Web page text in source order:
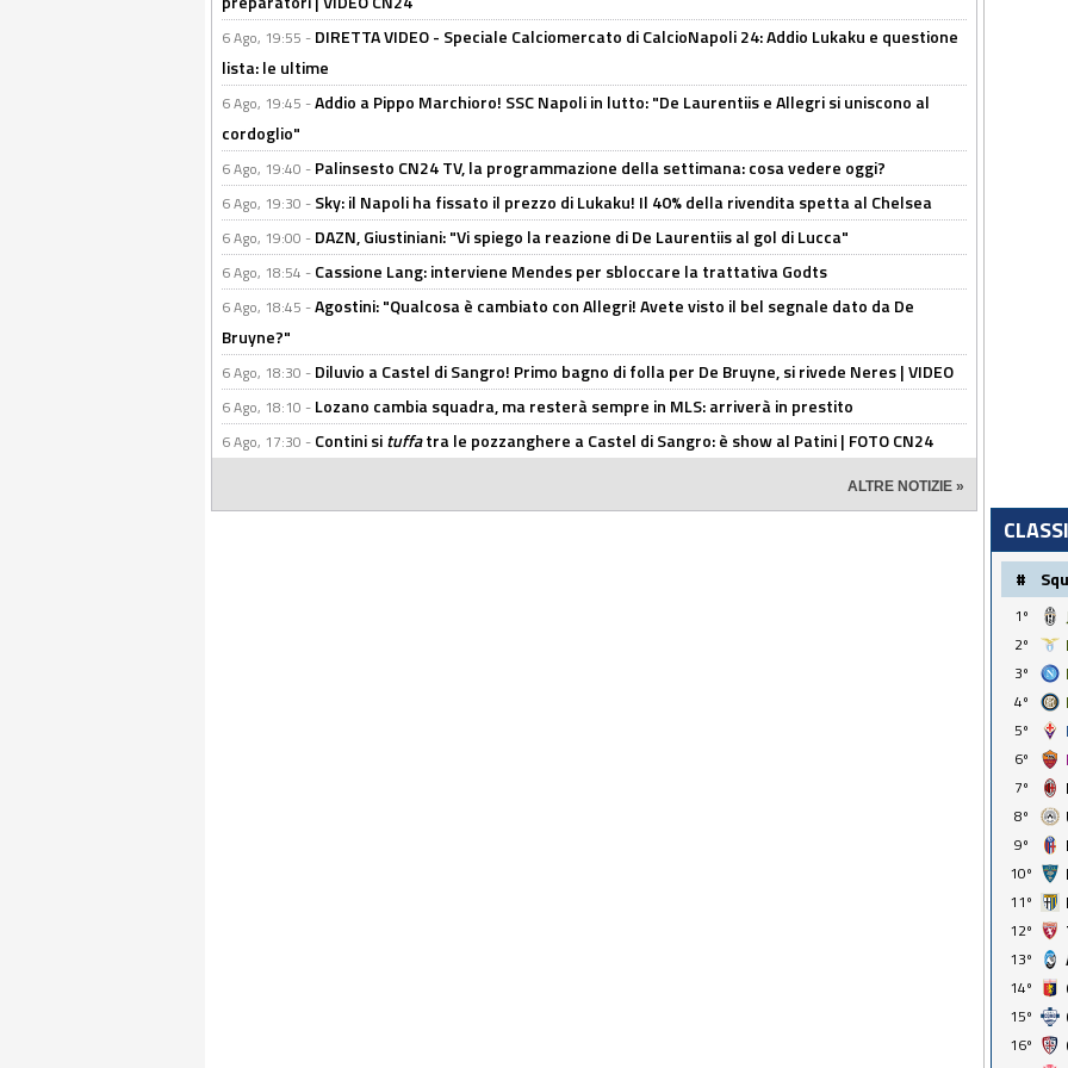
6 Ago, 19:55 - DIRETTA VIDEO - Speciale Calciomercato di CalcioNapoli 24: Addio Lukaku e questione
lista: le ultime
6 Ago, 19:45 -Addio a Pippo Marchioro! SSC Napoli in lutto: "De Laurentiis e Allegri si uniscono al
cordoglio"
6 Ago, 19:40 - Palinsesto CN24 TV, la programmazione della settimana: cosa vedere oggi?
6 Ago, 19:30 - Sky: il Napoli ha fissato il prezzo di Lukaku! Il 40% della rivendita spetta al Chelsea
6 Ago, 19:00 - DAZN, Giustiniani: "Vi spiego la reazione di De Laurentiis al gol di Lucca"
6 Ago, 18:54 - Cassione Lang: interviene Mendes per sbloccare la trattativa Godts
6 Ago, 18:45 -Agostini: "Qualcosa è cambiato con Allegri! Avete visto il bel segnale dato da De
Bruyne?"
6 Ago, 18:30 - Diluvio a Castel di Sangro! Primo bagno di folla per De Bruyne, si rivede Neres | VIDEO
6 Ago, 18:10 - Lozano cambia squadra, ma resterà sempre in MLS: arriverà in prestito
6 Ago, 17:30 - Contini situffatra le pozzanghere a Castel di Sangro: è show al Patini | FOTO CN24
ALTRE NOTIZIE »
#
1º
2º
3º
4º
5º
6º
7º
8º
9º
10º
11º
12º
13º
14º
15º
16º